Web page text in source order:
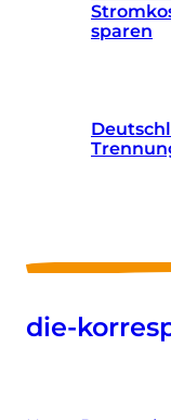
sparen
die-